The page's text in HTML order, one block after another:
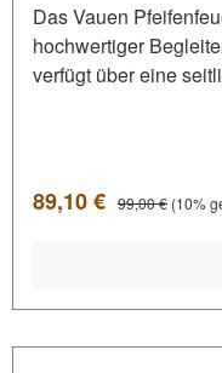
Das Vauen
hochwertiger
verfügt über eine
wechseln.Das
Design und seine
Verkaufspreis:
89,10 € Regulärer Preis:
99,00 € (10%